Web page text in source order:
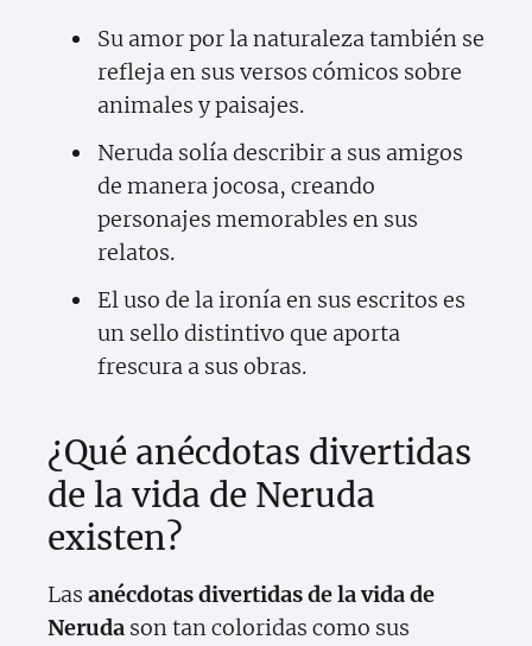
Su amor por la naturaleza también se
refleja en sus versos cómicos sobre
animales y paisajes.
Neruda solía describir a sus amigos
de manera jocosa, creando
personajes memorables en sus
relatos.
El uso de la ironía en sus escritos es
un sello distintivo que aporta
frescura a sus obras.
¿Qué anécdotas divertidas
de la vida de Neruda
existen?
Las anécdotas divertidas de la vida de
Neruda son tan coloridas como sus